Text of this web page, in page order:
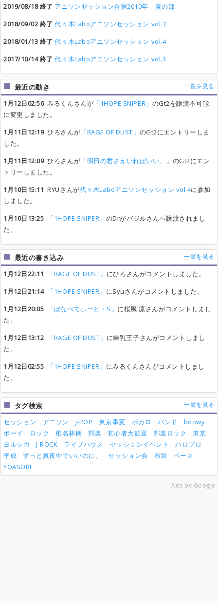
2019/08/18 終了 アニソンセッション合宿2019年 夏の部
2018/09/02 終了 代々木Laboアニソンセッション vol.7
2018/01/13 終了 代々木Laboアニソンセッション vol.4
2017/10/14 終了 代々木Laboアニソンセッション vol.3
最近の動き 一覧を見る
1月12日02:56みるくんさんが 「1HOPE SNIPER」 のGt2を譲渡不可能
に変更しました。
1月11日12:19ひろさんが 「RAGE OF DUST」 のGt2にエントリーしま
した。
1月11日12:09ひろさんが 「明日の君さえいればいい。」 のGt2にエン
トリーしました。
1月10日15:11 RYUさんが代々木Laboアニソンセッション vol.4に参加
しました。
1月10日13:25
「1HOPE SNIPER」 のDrがバジルさんへ譲渡されまし
た。
最近の書き込み 一覧を見る
1月12日22:11 「RAGE OF DUST」 にひろさんがコメントしました。
1月12日21:14
「1HOPE SNIPER」 にSyuさんがコメントしました。
1月12日20:05
「ぼなぺてぃーと・S」 に桜風 凛さんがコメントしまし
た。
1月12日13:12
「RAGE OF DUST」 に練乳王子さんがコメントしまし
た。
1月12日02:55
「1HOPE SNIPER」 にみるくんさんがコメントしまし
た。
タグ検索 一覧を見る
セッション アニソン J-POP 東京事変 ボカロ バンド
boowy
ボーイ
ロック 椎名林檎 邦楽 初心者大歓迎 邦楽ロック
東京
ヨルシカ
J-ROCK ライブハウス セッションイベント
ハロプロ
平成
ずっと真夜中でいいのに。 セッション会 布袋
ベース
YOASOBI
Ads by Google